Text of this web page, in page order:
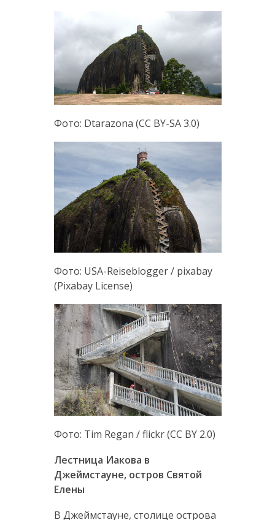
Фото: Dtarazona (CC BY-SA 3.0)
Фото: USA-Reiseblogger / pixabay
(Pixabay License)
Фото: Tim Regan / flickr (CC BY 2.0)
Лестница Иакова в
Джеймстауне, остров Святой
Елены
В Джеймстауне, столице острова